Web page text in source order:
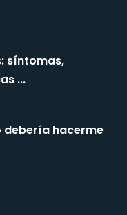
síntomas,
...
debería hacerme